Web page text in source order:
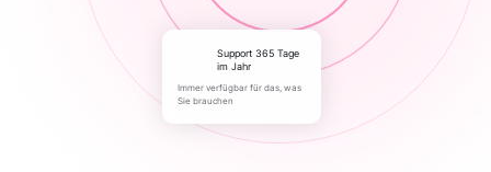
Support 365 Tage
im Jahr
Immer verfügbar für das, was
Sie brauchen